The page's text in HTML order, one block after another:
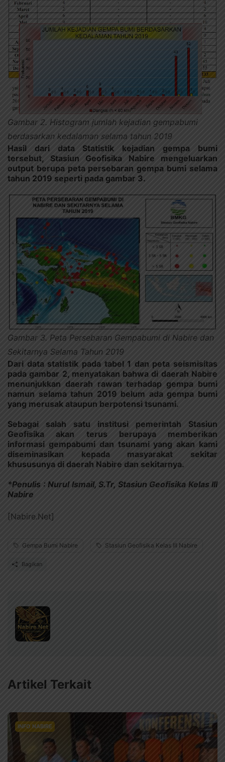
Gambar 2. Histogram jumlah kejadian gempabumi
berdasarkan kedalaman selama tahun 2019
Hasil dari data Statistik kejadian gempa bumi
tersebut, Stasiun Geofisika Nabire mengeluarkan
output berupa peta persebaran gempa bumi selama
tahun 2019 seperti pada gambar 3.
Gambar 3. Peta Persebaran Gempabumi di Nabire dan
Sekitarnya Selama Tahun 2019
Dari data statistik pada tabel 1 dan peta seismisitas
pada gambar 2, menyatakan bahwa di daerah Nabire
menunjukkan daerah rawan terhadap gempa bumi
namun selama tahun 2019 belum ada gempa bumi
yang merusak ataupun berpotensi tsunami.
Sebagai salah satu institusi pemerintah Stasiun
Geofisika akan terus berupaya memberikan
informasi gempabumi dan tsunami yang akan kami
diseminasikan kepada masyarakat sekitar
khususunya di daerah Nabire dan sekitarnya.
*Penulis : Nurul Ismail, S.Tr, Stasiun Geofisika Kelas III
Nabire
[Nabire.Net]
Gempa Bumi Nabire Stasiun Geofisika Kelas III Nabire
Bagikan
Artikel Terkait
INFO NABIRE